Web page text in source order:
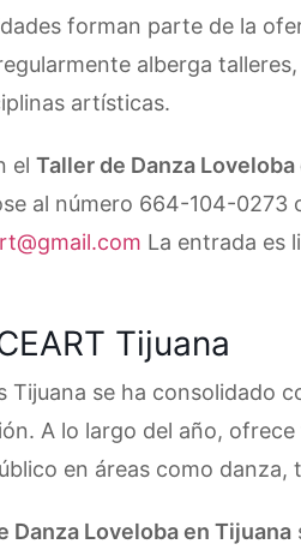
forman parte de la
alberga
artísticas.
el Taller de Danza
al número 664-104-0273
La entrada es
Tijuana
Tijuana se ha consolidado
A lo largo del año, ofrece
en áreas como danza,
Danza Loveloba en Tijuana